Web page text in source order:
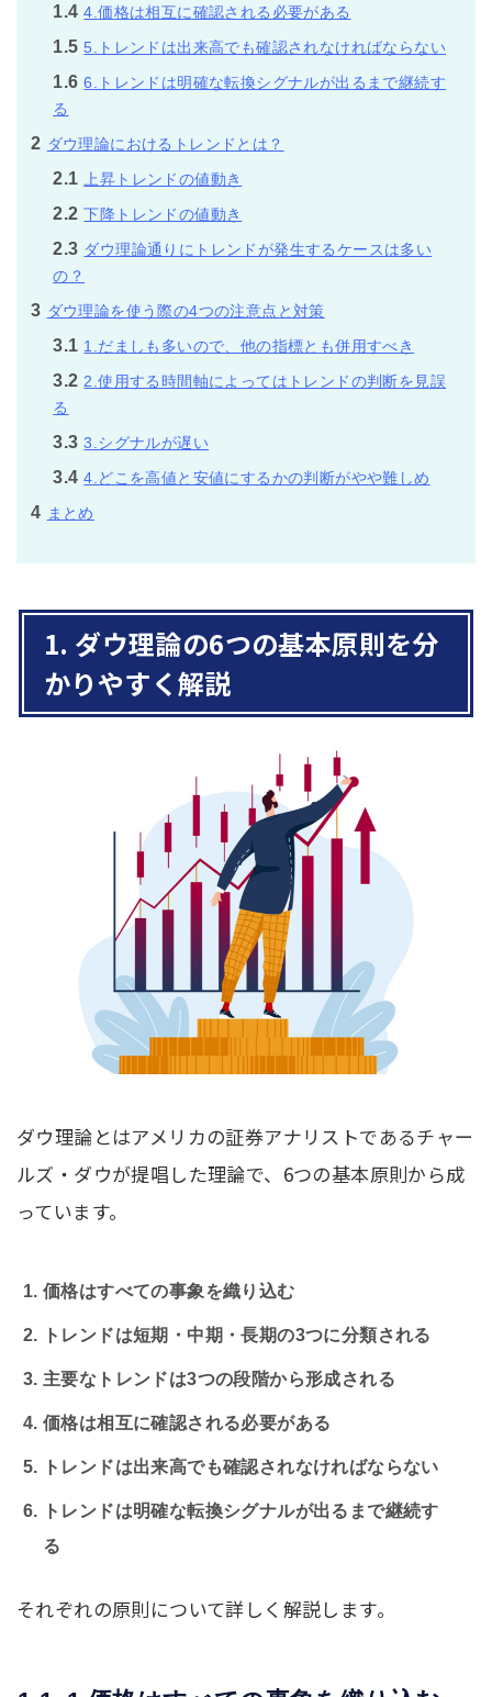
1.4 4.価格は相互に確認される必要がある
1.5 5.トレンドは出来高でも確認されなければならない
1.6 6.トレンドは明確な転換シグナルが出るまで継続す
る
2 ダウ理論におけるトレンドとは？
2.1 上昇トレンドの値動き
2.2 下降トレンドの値動き
2.3 ダウ理論通りにトレンドが発生するケースは多い
の？
3 ダウ理論を使う際の4つの注意点と対策
3.1 1.だましも多いので、他の指標とも併用すべき
3.2 2.使用する時間軸によってはトレンドの判断を見誤
る
3.3 3.シグナルが遅い
3.4 4.どこを高値と安値にするかの判断がやや難しめ
4 まとめ
1. ダウ理論の6つの基本原則を分
かりやすく解説
ダウ理論とはアメリカの証券アナリストであるチャー
ルズ・ダウが提唱した理論で、6つの基本原則から成
っています。
価格はすべての事象を織り込む
トレンドは短期・中期・長期の3つに分類される
主要なトレンドは3つの段階から形成される
価格は相互に確認される必要がある
トレンドは出来高でも確認されなければならない
トレンドは明確な転換シグナルが出るまで継続す
る
それぞれの原則について詳しく解説します。